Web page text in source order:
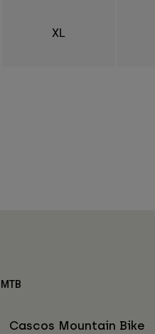
XL
MTB
Cascos Mountain Bike